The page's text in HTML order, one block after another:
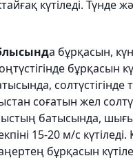
күтіледі. Түнде
а бұрқасын,
бұрқасын
солтүстігінде
соғатын жел
батысында,
15-20 м/с
бұрқасын